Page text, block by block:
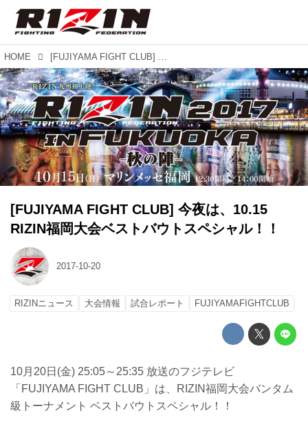
HOME [FUJIYAMA FIGHT CLUB] 今夜は、10.15 RIZIN福岡大会ベストバウトスペシャル！！
[FUJIYAMA FIGHT CLUB] 今夜は、10.15
RIZIN福岡大会ベストバウトスペシャル！！
2017-10-20
RIZINニュース 大会情報 試合レポート FUJIYAMAFIGHTCLUB
10月20日(金) 25:05～25:35 放送のフジテレビ
「FUJIYAMA FIGHT CLUB」は、RIZIN福岡大会バンタム
級トーナメント ベストバウトスペシャル！！